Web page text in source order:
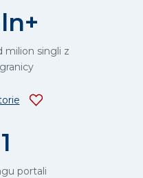
milion singli z
portali